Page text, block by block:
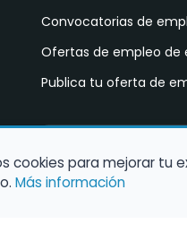
Convocatorias de
Ofertas de empleo de
Publica tu oferta de
cookies para mejorar tu
Más información